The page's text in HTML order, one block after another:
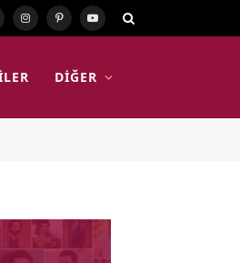
Instagram
PinterestYouTube
DIĞER